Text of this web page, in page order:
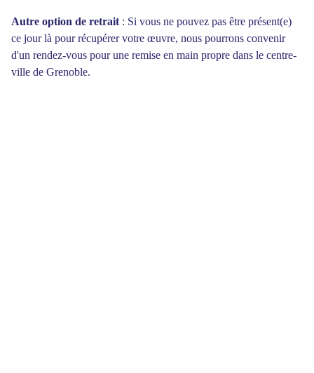
Autre option de retrait : Si vous ne pouvez pas être présent(e)
ce jour là pour récupérer votre œuvre, nous pourrons convenir
d'un rendez-vous pour une remise en main propre dans le centre-
ville de Grenoble.